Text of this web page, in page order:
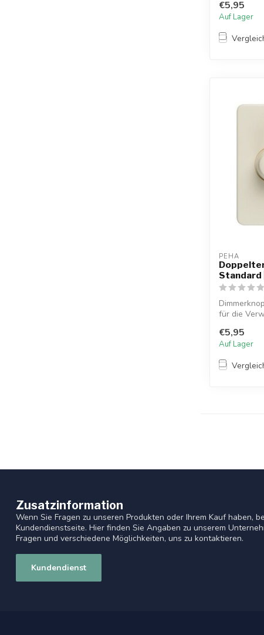
€5,95
Auf Lager
PEHA
Standard
für die
€5,95
Auf Lager
Zusatzinformation
Wenn Sie Fragen zu unseren Produkten oder Ihrem Kauf haben,
Kundendienstseite. Hier finden Sie Angaben zu unserem
Fragen und verschiedene Möglichkeiten, uns zu kontaktieren.
Kundendienst